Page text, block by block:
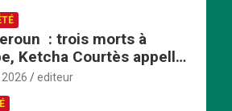
: trois morts à
Ketcha Courtès appelle
face aux
editeur